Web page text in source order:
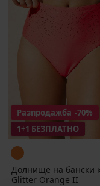
Разпродажба -70%
1+1 БЕЗПЛАТНО
Долнище на бански
Glitter Orange II